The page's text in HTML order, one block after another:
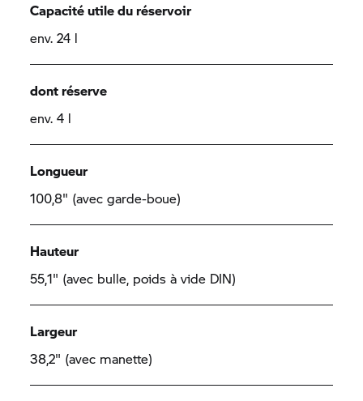
Capacité utile du réservoir
env. 24 l
dont réserve
env. 4 l
Longueur
100,8" (avec garde-boue)
Hauteur
55,1" (avec bulle, poids à vide DIN)
Largeur
38,2" (avec manette)